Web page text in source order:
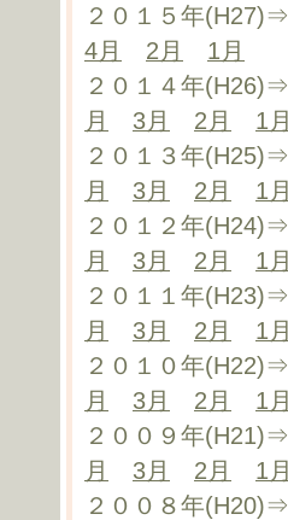
２０１５年(H27)⇒
4月
2月
1月
２０１４年(H26)⇒
月
3月 2月
1月
２０１３年(H25)⇒
月
3月 2月
1月
２０１２年(H24)⇒
月
3月 2月
1月
２０１１年(H23)⇒
月
3月 2月
1月
２０１０年(H22)⇒
月
3月 2月
1月
２００９年(H21)⇒
月
3月 2月
1月
２００８年(H20)⇒